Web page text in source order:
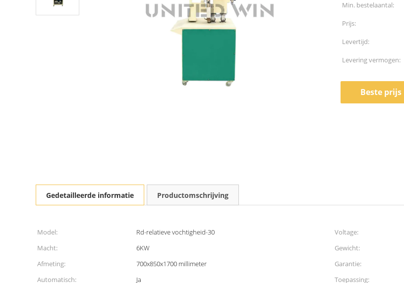
Min. bestelaantal:
Prijs:
Levertijd:
Levering vermogen:
Beste prijs
Gedetailleerde informatie Productomschrijving
Model: Rd-relatieve vochtigheid-30 Voltage:
Macht:
6KW Gewicht:
Afmeting:
700x850x1700 millimeter Garantie:
Automatisch:
Ja Toepassing: